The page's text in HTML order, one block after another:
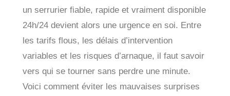
un serrurier fiable, rapide et vraiment disponible
24h/24 devient alors une urgence en soi. Entre
les tarifs flous, les délais d’intervention
variables et les risques d’arnaque, il faut savoir
vers qui se tourner sans perdre une minute.
Voici comment éviter les mauvaises surprises